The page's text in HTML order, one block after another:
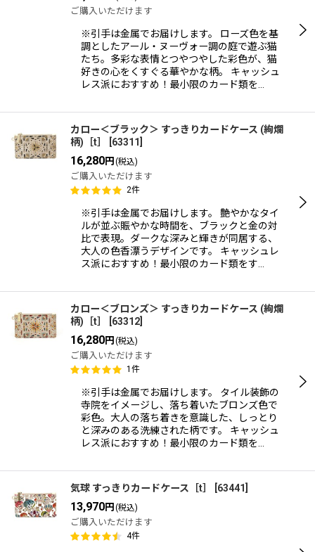
ご購入いただけます
※引手は金属でお届けします。 ローズ色を基
調としたアール・ヌーヴォー調の庭で遊ぶ猫
たち。多彩な表情とつやつやした彩色が、猫
好きの心をくすぐる華やかな柄。 キャッシュ
レス派におすすめ！最小限のカード類を…
カロー＜ブラック＞ すっきりカードケース (絢爛
柄)［t］
63311
16,280円 (税込)
ご購入いただけます
2件
※引手は金属でお届けします。 艶やかなタイ
ルが並ぶ賑やかな時間を、ブラックと金の対
比で表現。ダークな深みと輝きが同居する、
大人の色香漂うデザインです。 キャッシュレ
ス派におすすめ！最小限のカード類をす…
カロー＜ブロンズ＞ すっきりカードケース (絢爛
柄)［t］
63312
16,280円 (税込)
ご購入いただけます
1 件
※引手は金属でお届けします。 タイル装飾の
寺院をイメージし、落ち着いたブロンズ色で
彩色。大人の落ち着きを意識した、しっとり
と深みのある洗練された柄です。 キャッシュ
レス派におすすめ！最小限のカード類を…
気球 すっきりカードケース［t］ 63441
13,970円 (税込)
ご購入いただけます
4件